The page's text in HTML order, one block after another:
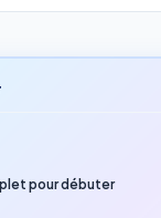
pour débuter